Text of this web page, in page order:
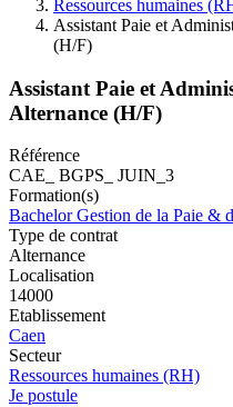
Ressources humaines
Assistant Paie et
(H/F)
Assistant Paie et
Alternance (H/F)
Référence
CAE_ BGPS_ JUIN_3
Formation(s)
Bachelor Gestion de la Paie &
Type de contrat
Alternance
Localisation
14000
Etablissement
Caen
Secteur
Ressources humaines (RH)
Je postule